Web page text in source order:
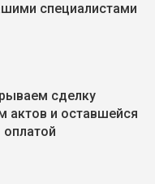
специалистами
сделку
актов и оставшейся
оплатой